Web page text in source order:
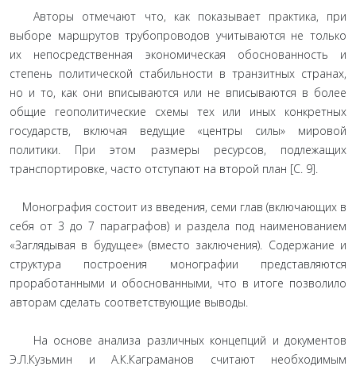
Авторы отмечают что, как показывает практика, при
выборе маршрутов трубопроводов учитываются не только
их непосредственная экономическая обоснованность и
степень политической стабильности в транзитных странах,
но и то, как они вписываются или не вписываются в более
общие геополитические схемы тех или иных конкретных
государств, включая ведущие «центры силы» мировой
политики. При этом размеры ресурсов, подлежащих
транспортировке, часто отступают на второй план [С. 9].
Монография состоит из введения, семи глав (включающих в
себя от 3 до 7 параграфов) и раздела под наименованием
«Заглядывая в будущее» (вместо заключения). Содержание и
структура построения монографии представляются
проработанными и обоснованными, что в итоге позволило
авторам сделать соответствующие выводы.
На основе анализа различных концепций и документов
Э.Л.Кузьмин и А.К.Каграманов считают необходимым